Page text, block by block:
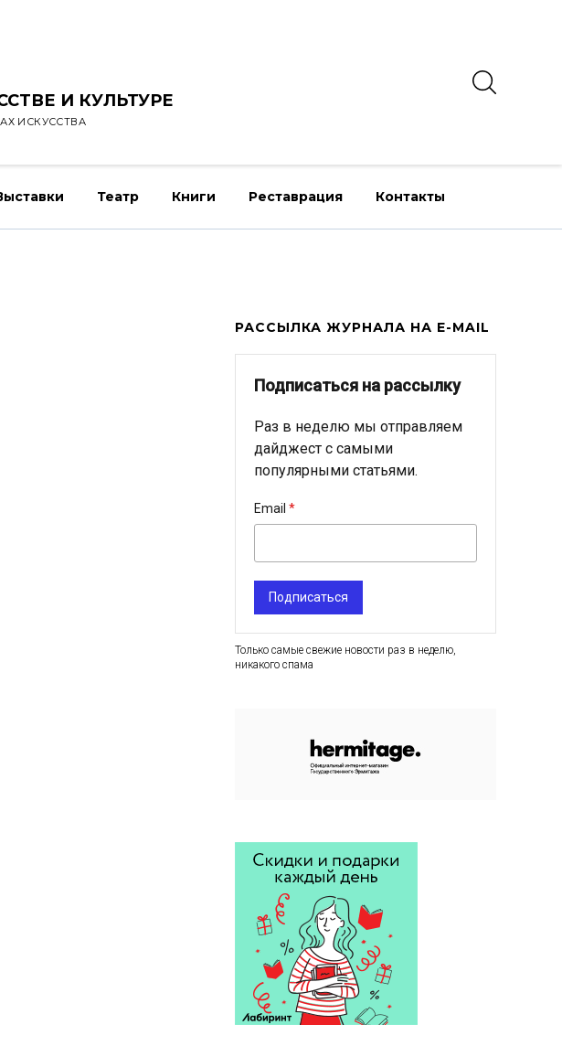
И КУЛЬТУРЕ
ИСКУССТВА
Театр Книги Реставрация Контакты
РАССЫЛКА ЖУРНАЛА НА E-MAIL
Подписаться на рассылку
Раз в неделю мы отправляем
дайджест с самыми
популярными статьями.
Email
Подписаться
Только самые свежие новости раз в неделю,
никакого спама